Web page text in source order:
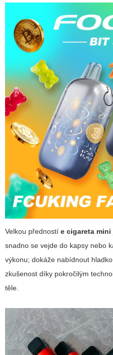
Velkou předností e cigareta mini
snadno se vejde do kapsy nebo
výkonu; dokáže nabídnout
zkušenost díky pokročilým
těle.